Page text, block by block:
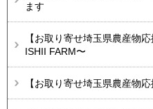
ます
【お取り寄せ埼玉県農産物
ISHII FARM〜
【お取り寄せ埼玉県農産物